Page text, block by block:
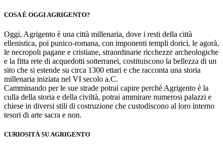
COSA È OGGI AGRIGENTO?
Oggi, Agrigento è una città millenaria, dove i resti della città
ellenistica, poi punico-romana, con imponenti templi dorici, le agorà,
le necropoli pagane e cristiane, straordinarie ricchezze archeologiche
e la fitta rete di acquedotti sotterranei, costituiscono la bellezza di un
sito che si estende su circa 1300 ettari e che racconta una storia
millenaria iniziata nel VI secolo a.C.
Camminando per le sue strade potrai capire perché Agrigento è la
culla della storia e della civiltà, potrai ammirare numerosi palazzi e
chiese in diversi stili di costruzione che custodiscono al loro interno
tesori di arte sacra e non.
CURIOSITÀ SU AGRIGENTO